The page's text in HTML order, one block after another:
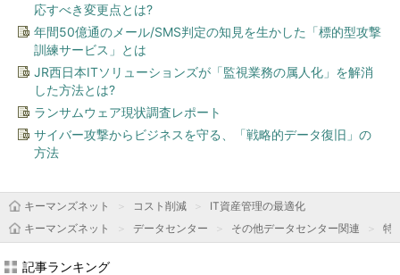
応すべき変更点とは?
年間50億通のメール/SMS判定の知見を生かした「標的型攻撃
訓練サービス」とは
JR西日本ITソリューションズが「監視業務の属人化」を解消
した方法とは?
ランサムウェア現状調査レポート
サイバー攻撃からビジネスを守る、「戦略的データ復旧」の
方法
キーマンズネット コスト削減
IT資産管理の最適化
キーマンズネット
データセンター その他データセンター関連 特
記事ランキング